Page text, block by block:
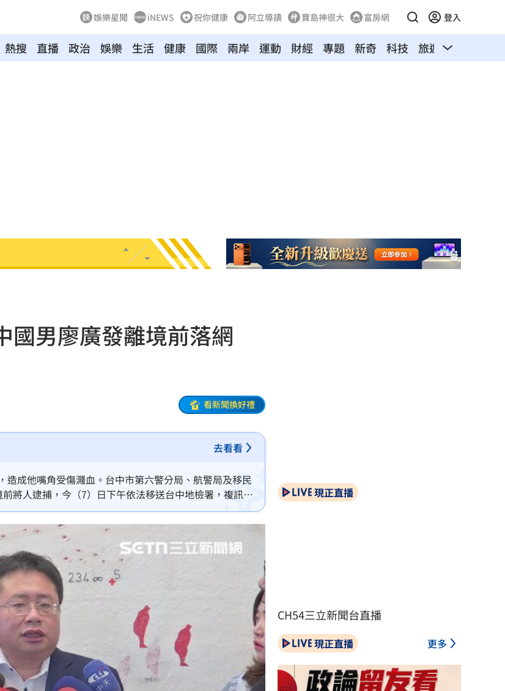
娛樂星聞 iNEWS 祝你健康 阿立導讀 寶島神很大 富房網 登入
熱搜 直播 政治 娛樂 生活 健康 國際 兩岸 運動 財經 專題 新奇 科技 旅遊 汽車
國男廖廣發離境前落網
看新聞換好禮
去看看
成他嘴角受傷濺血。台中市第六警分局、航警局及移民
將人逮捕，今（7）日下午依法移送台中地檢署，複訊後
現正直播
CH54三立新聞台直播
現正直播 更多